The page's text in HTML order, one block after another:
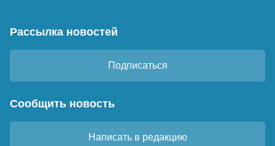
Рассылка новостей
Подписаться
Сообщить новость
Написать в редакцию